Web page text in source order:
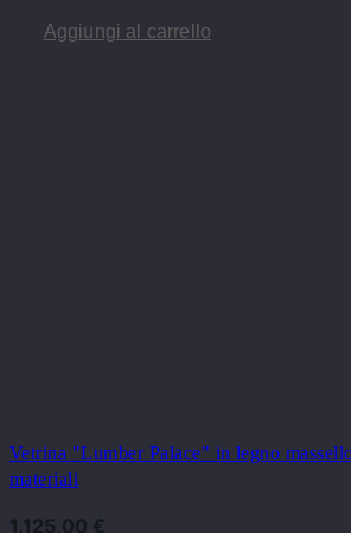
Aggiungi al carrello
Vetrina "Lumber Palace" in legno
materiali
1.125,00 €